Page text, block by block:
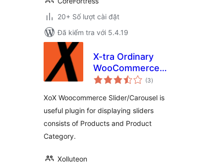
20+ Số lượt cài đặt
Đã kiểm tra với 5.4.19
X-tra Ordinary
WooCommerce
Product Carousel
(3tổng
đánh
)
XoX Woocommerce Slider/Carousel is
useful plugin for displaying sliders
consists of Products and Product
Category.
Xolluteon